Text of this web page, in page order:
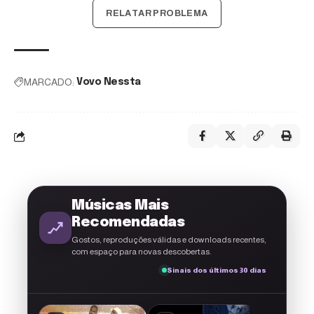
RELATAR PROBLEMA
MARCADO: Vovo Nessta
Músicas Mais
Recomendadas
Gostos, reproduções válidas e downloads recentes,
com espaço para novas descobertas.
Sinais dos últimos 30 dias